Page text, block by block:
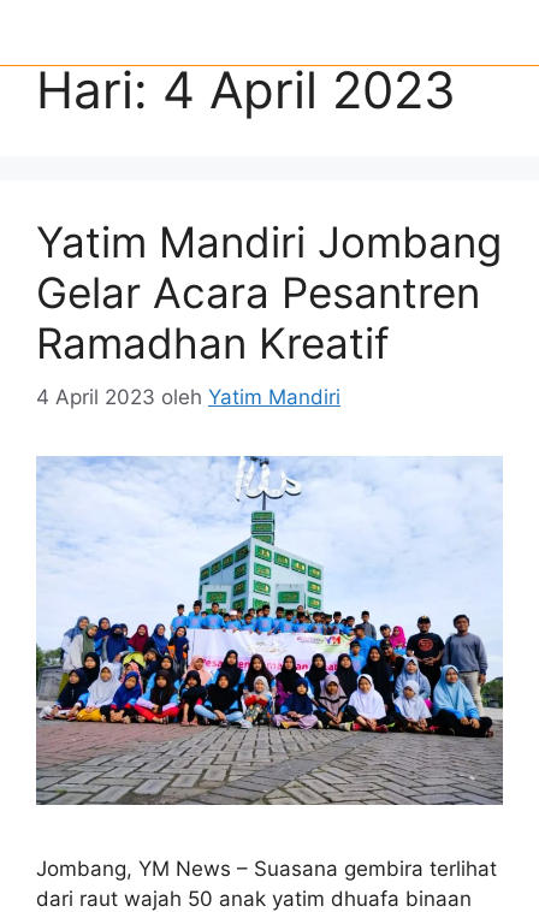
Hari: 4 April 2023
Yatim Mandiri Jombang
Gelar Acara Pesantren
Ramadhan Kreatif
4 April 2023 oleh Yatim Mandiri
Jombang, YM News – Suasana gembira terlihat
dari raut wajah 50 anak yatim dhuafa binaan